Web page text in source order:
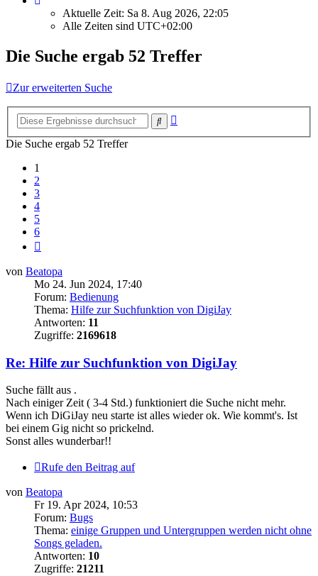
Aktuelle Zeit: Sa 8. Aug 2026, 22:05
Alle Zeiten sind UTC+02:00
Die Suche ergab 52 Treffer
Zur erweiterten Suche
Suche
Die Suche ergab 52 Treffer
1
2
3
4
5
6
von Beatopa
Mo 24. Jun 2024, 17:40
Forum: Bedienung
Thema: Hilfe zur Suchfunktion von DigiJay
Antworten: 11
Zugriffe: 2169618
Re: Hilfe zur Suchfunktion von DigiJay
Suche fällt aus .
Nach einiger Zeit ( 3-4 Std.) funktioniert die Suche nicht mehr.
Wenn ich DiGiJay neu starte ist alles wieder ok. Wie kommt's. Ist
bei einem Gig nicht so prickelnd.
Sonst alles wunderbar!!
Rufe den Beitrag auf
von Beatopa
Fr 19. Apr 2024, 10:53
Forum: Bugs
Thema: einige Gruppen und Untergruppen werden nicht ohne
Songs geladen.
Antworten: 10
Zugriffe: 21211